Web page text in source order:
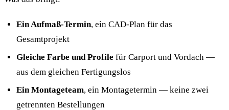
Ein Aufmaß-Termin, ein CAD-Plan für das
Gesamtprojekt
Gleiche Farbe und Profile für Carport und Vordach —
aus dem gleichen Fertigungslos
Ein Montageteam, ein Montagetermin — keine zwei
getrennten Bestellungen